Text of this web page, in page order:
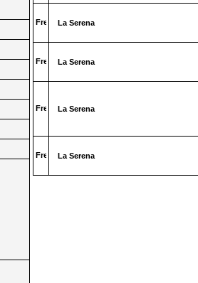
La Serena
La Serena
La Serena
La Serena